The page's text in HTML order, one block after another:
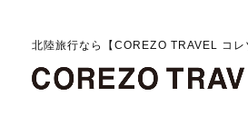
北陸旅行なら【COREZO TRAVEL コ